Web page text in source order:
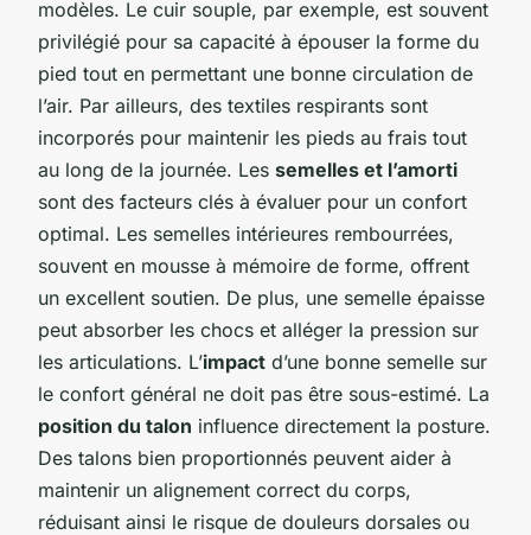
modèles. Le cuir souple, par exemple, est souvent
privilégié pour sa capacité à épouser la forme du
pied tout en permettant une bonne circulation de
l’air. Par ailleurs, des textiles respirants sont
incorporés pour maintenir les pieds au frais tout
au long de la journée. Les semelles et l’amorti
sont des facteurs clés à évaluer pour un confort
optimal. Les semelles intérieures rembourrées,
souvent en mousse à mémoire de forme, offrent
un excellent soutien. De plus, une semelle épaisse
peut absorber les chocs et alléger la pression sur
les articulations. L’impact d’une bonne semelle sur
le confort général ne doit pas être sous-estimé. La
position du talon influence directement la posture.
Des talons bien proportionnés peuvent aider à
maintenir un alignement correct du corps,
réduisant ainsi le risque de douleurs dorsales ou